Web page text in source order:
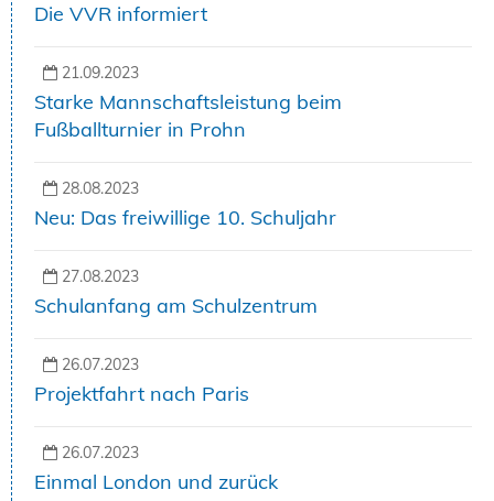
Die VVR informiert
21.09.2023
Starke Mannschaftsleistung beim
Fußballturnier in Prohn
28.08.2023
Neu: Das freiwillige 10. Schuljahr
27.08.2023
Schulanfang am Schulzentrum
26.07.2023
Projektfahrt nach Paris
26.07.2023
Einmal London und zurück